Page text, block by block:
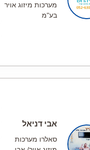
מערכות מיזוג אויר
בע"מ
אבי דניאל
סאלרו מערכות